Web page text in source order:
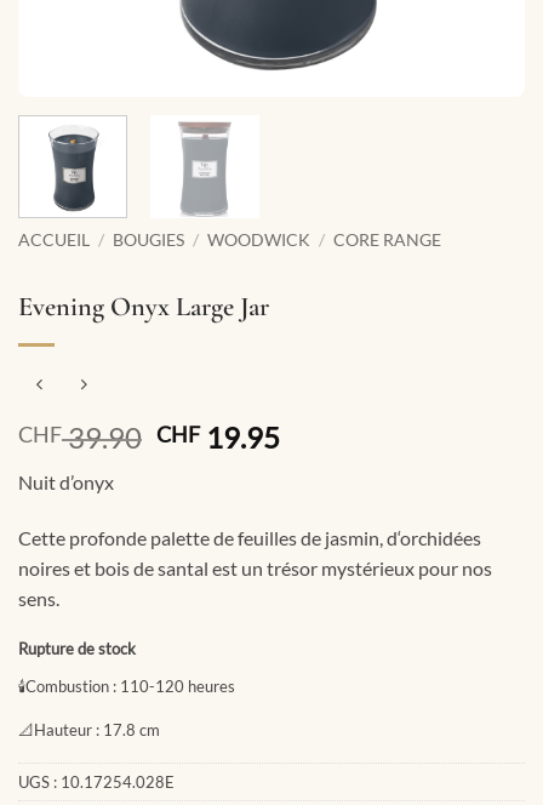
ACCUEIL / BOUGIES / WOODWICK / CORE RANGE
Evening Onyx Large Jar
CHF39.90 Le
était :
CHF 39.90.
CHF19.95Le
est :
CHF 19.95.
Nuit d’onyx
Cette profonde palette de feuilles de jasmin, d‘orchidées
noires et bois de santal est un trésor mystérieux pour nos
sens.
Rupture de stock
🕯Combustion : 110-120 heures
📐Hauteur : 17.8 cm
UGS : 10.17254.028E